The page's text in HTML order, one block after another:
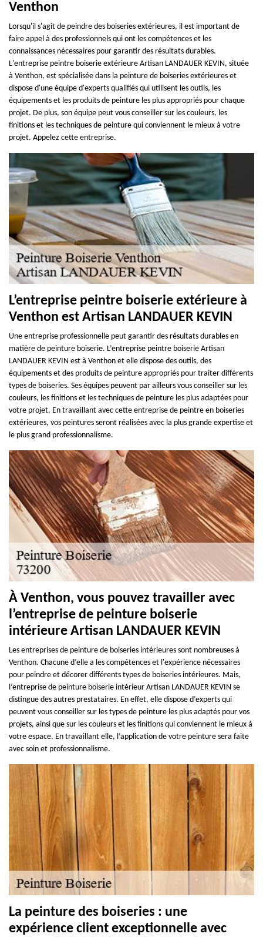
Venthon
Lorsqu'il s'agit de peindre des boiseries extérieures, il est important de
faire appel à des professionnels qui ont les compétences et les
connaissances nécessaires pour garantir des résultats durables.
L'entreprise peintre boiserie extérieure Artisan LANDAUER KEVIN, située
à Venthon, est spécialisée dans la peinture de boiseries extérieures et
dispose d'une équipe d'experts qualifiés qui utilisent les outils, les
équipements et les produits de peinture les plus appropriés pour chaque
projet. De plus, son équipe peut vous conseiller sur les couleurs, les
finitions et les techniques de peinture qui conviennent le mieux à votre
projet. Appelez cette entreprise.
L’entreprise peintre boiserie extérieure à
Venthon est Artisan LANDAUER KEVIN
Une entreprise professionnelle peut garantir des résultats durables en
matière de peinture boiserie. L’entreprise peintre boiserie Artisan
LANDAUER KEVIN est à Venthon et elle dispose des outils, des
équipements et des produits de peinture appropriés pour traiter différents
types de boiseries. Ses équipes peuvent par ailleurs vous conseiller sur les
couleurs, les finitions et les techniques de peinture les plus adaptées pour
votre projet. En travaillant avec cette entreprise de peintre en boiseries
extérieures, vos peintures seront réalisées avec la plus grande expertise et
le plus grand professionnalisme.
À Venthon, vous pouvez travailler avec
l’entreprise de peinture boiserie
intérieure Artisan LANDAUER KEVIN
Les entreprises de peinture de boiseries intérieures sont nombreuses à
Venthon. Chacune d’elle a les compétences et l'expérience nécessaires
pour peindre et décorer différents types de boiseries intérieures. Mais,
l’entreprise de peinture boiserie intérieur Artisan LANDAUER KEVIN se
distingue des autres prestataires. En effet, elle dispose d’experts qui
peuvent vous conseiller sur les types de peinture les plus adaptés pour vos
projets, ainsi que sur les couleurs et les finitions qui conviennent le mieux à
votre espace. En travaillant elle, l’application de votre peinture sera faite
avec soin et professionnalisme.
La peinture des boiseries : une
expérience client exceptionnelle avec